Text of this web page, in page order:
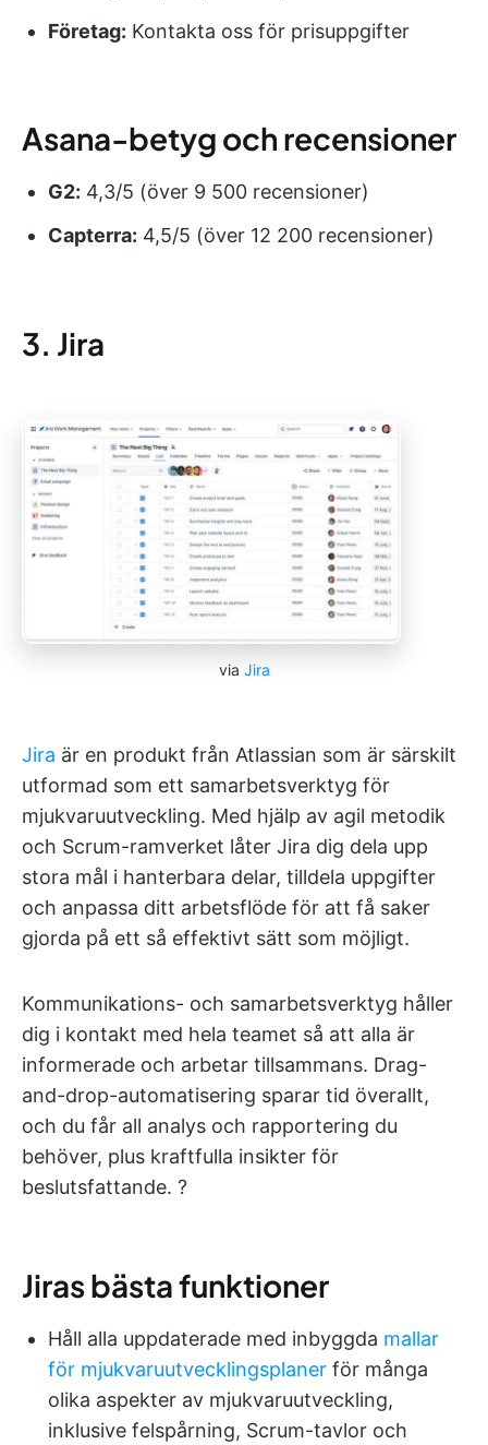
Företag: Kontakta oss för prisuppgifter
Asana-betyg och recensioner
G2: 4,3/5 (över 9 500 recensioner)
Capterra: 4,5/5 (över 12 200 recensioner)
3. Jira
via Jira
Jira är en produkt från Atlassian som är särskilt
utformad som ett samarbetsverktyg för
mjukvaruutveckling. Med hjälp av agil metodik
och Scrum-ramverket låter Jira dig dela upp
stora mål i hanterbara delar, tilldela uppgifter
och anpassa ditt arbetsflöde för att få saker
gjorda på ett så effektivt sätt som möjligt.
Kommunikations- och samarbetsverktyg håller
dig i kontakt med hela teamet så att alla är
informerade och arbetar tillsammans. Drag-
and-drop-automatisering sparar tid överallt,
och du får all analys och rapportering du
behöver, plus kraftfulla insikter för
beslutsfattande. ?
Jiras bästa funktioner
Håll alla uppdaterade med inbyggda mallar
för mjukvaruutvecklingsplaner för många
olika aspekter av mjukvaruutveckling,
inklusive felspårning, Scrum-tavlor och